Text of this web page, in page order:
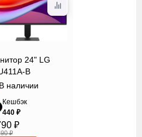
24" LG
B
В наличии
Кешбэк
440 ₽
₽
₽